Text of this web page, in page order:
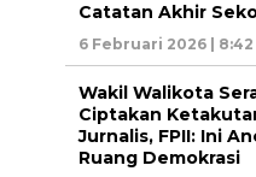
Catatan Akhir
6 Februari 2026 | 8:42
Wakil Walikota
Ciptakan
Jurnalis, FPII: Ini
Ruang Demokrasi